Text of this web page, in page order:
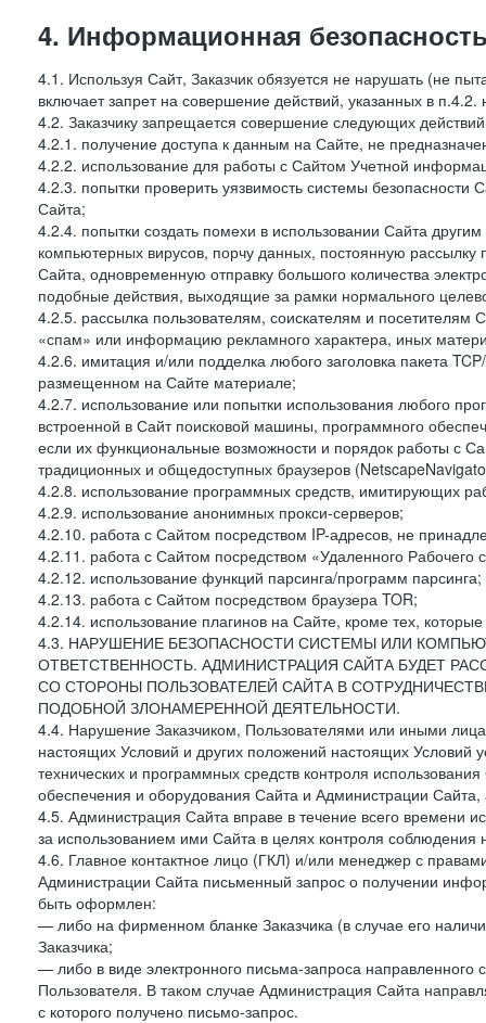
4. Информационная
4.1. Используя Сайт, Заказчик обязуется не нарушать (не
включает запрет на совершение действий, указанных в
4.2. Заказчику запрещается совершение следующих
4.2.1. получение доступа к данным на Сайте, не
4.2.2. использование для работы с Сайтом Учетной
4.2.3. попытки проверить уязвимость системы
Сайта;
4.2.4. попытки создать помехи в использовании Сайта
компьютерных вирусов, порчу данных, постоянную
Сайта, одновременную отправку большого количества
подобные действия, выходящие за рамки нормального
4.2.5. рассылка пользователям, соискателям и
«спам» или информацию рекламного характера, иных
4.2.6. имитация и/или подделка любого заголовка пакета
размещенном на Сайте материале;
4.2.7. использование или попытки использования любого
встроенной в Сайт поисковой машины, программного
если их функциональные возможности и порядок работы с
традиционных и общедоступных браузеров
4.2.8. использование программных средств, имитирующих
4.2.9. использование анонимных прокси-серверов;
4.2.10. работа с Сайтом посредством IP-адресов, не
4.2.11. работа с Сайтом посредством «Удаленного Рабочего
4.2.12. использование функций парсинга/программ парсинга;
4.2.13. работа с Сайтом посредством браузера TOR;
4.2.14. использование плагинов на Сайте, кроме тех,
4.3. НАРУШЕНИЕ БЕЗОПАСНОСТИ СИСТЕМЫ ИЛИ
ОТВЕТСТВЕННОСТЬ. АДМИНИСТРАЦИЯ САЙТА БУДЕТ
СО СТОРОНЫ ПОЛЬЗОВАТЕЛЕЙ САЙТА В
ПОДОБНОЙ ЗЛОНАМЕРЕННОЙ ДЕЯТЕЛЬНОСТИ.
4.4. Нарушение Заказчиком, Пользователями или иными
настоящих Условий и других положений настоящих Условий
технических и программных средств контроля
обеспечения и оборудования Сайта и Администрации
4.5. Администрация Сайта вправе в течение всего времени
за использованием ими Сайта в целях контроля
4.6. Главное контактное лицо (ГКЛ) и/или менеджер с
Администрации Сайта письменный запрос о получении
быть оформлен:
— либо на фирменном бланке Заказчика (в случае его
Заказчика;
— либо в виде электронного письма-запроса направленного
Пользователя. В таком случае Администрация Сайта
с которого получено письмо-запрос.